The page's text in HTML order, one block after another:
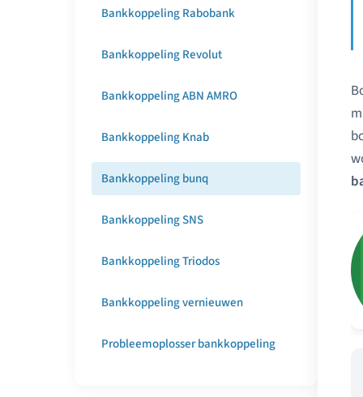
Bankkoppeling Rabobank
Bankkoppeling Revolut
Bankkoppeling ABN AMRO
Bankkoppeling Knab
Bankkoppeling bunq
Bankkoppeling SNS
Bankkoppeling Triodos
Bankkoppeling vernieuwen
Probleemoplosser bankkoppeling